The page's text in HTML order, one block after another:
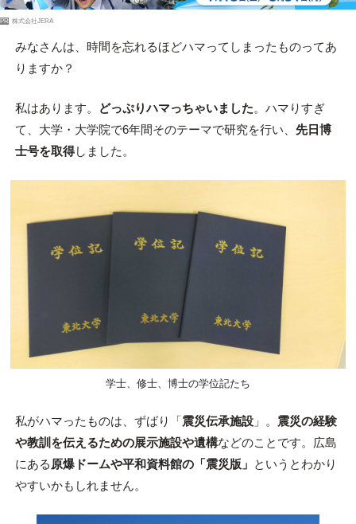
PR 株式会社JERA
みなさんは、時間を忘れるほどハマってしまったものってあ
りますか？
私はあります。 どっぷりハマっちゃいました。ハマりすぎ
て、大学・大学院で6年間そのテーマで研究を行い、 先日博
士号を取得しました。
学士、修士、博士の学位記たち
私がハマったものは、ずばり「震災伝承施設」。 震災の経験
や教訓を伝えるための展示施設や遺構などのことです。広島
にある 原爆ドームや平和資料館の「震災版」 というとわかり
やすいかもしれません。